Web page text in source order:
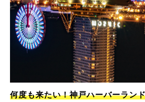
何度も来たい！神戸ハーバーラン